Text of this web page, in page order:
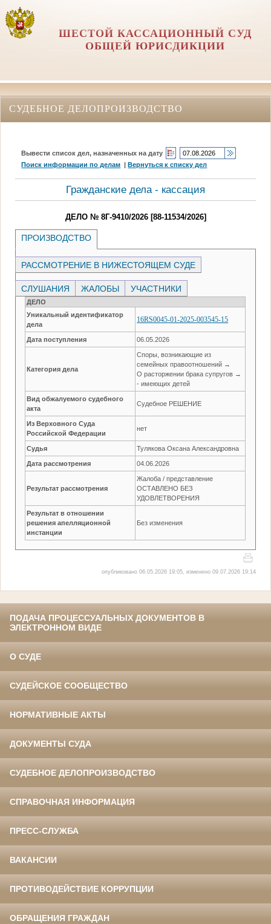
ШЕСТОЙ КАССАЦИОННЫЙ СУД
ОБЩЕЙ ЮРИСДИКЦИИ
СУДЕБНОЕ ДЕЛОПРОИЗВОДСТВО
Вывести список дел, назначенных на дату
Поиск информации по делам |Вернуться к списку дел
Гражданские дела - кассация
ДЕЛО № 8Г-9410/2026 [88-11534/2026]
ПРОИЗВОДСТВО
РАССМОТРЕНИЕ В НИЖЕСТОЯЩЕМ СУДЕ
СЛУШАНИЯ ЖАЛОБЫ УЧАСТНИКИ
ДЕЛО
Уникальный идентификатор
дела
16RS0045-01-2025-003545-15
Дата поступления 06.05.2026
Категория дела
Споры, возникающие из
семейных правоотношений →
О расторжении брака супругов →
- имеющих детей
Вид обжалуемого судебного
акта
Судебное РЕШЕНИЕ
Из Верховного Суда
Российской Федерации
нет
Судья Тулякова Оксана Александровна
Дата рассмотрения 04.06.2026
Результат рассмотрения
Жалоба / представление
ОСТАВЛЕНО БЕЗ
УДОВЛЕТВОРЕНИЯ
Результат в отношении
решения апелляционной
инстанции
Без изменения
опубликовано 06.05.2026 19:05, изменено 09.07.2026 19:14
ПОДАЧА ПРОЦЕССУАЛЬНЫХ ДОКУМЕНТОВ В
ЭЛЕКТРОННОМ ВИДЕ
О СУДЕ
СУДЕЙСКОЕ СООБЩЕСТВО
НОРМАТИВНЫЕ АКТЫ
ДОКУМЕНТЫ СУДА
СУДЕБНОЕ ДЕЛОПРОИЗВОДСТВО
СПРАВОЧНАЯ ИНФОРМАЦИЯ
ПРЕСС-СЛУЖБА
ВАКАНСИИ
ПРОТИВОДЕЙСТВИЕ КОРРУПЦИИ
ОБРАЩЕНИЯ ГРАЖДАН